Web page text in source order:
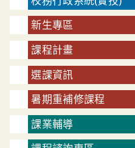
新生專區
課程計畫
選課資訊
暑期重補修課程
課業輔導